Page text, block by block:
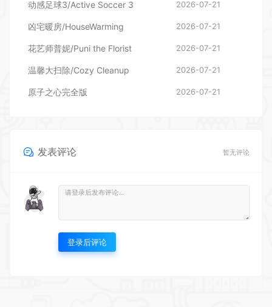
温馨大扫除/Cozy Cleanup 2026-07-21
原子之心完全版 2026-07-21
发表评论